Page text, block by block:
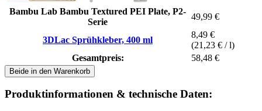
Bambu Lab Bambu Textured PEI Plate, P2-
Serie
49,99 €
3DLac Sprühkleber, 400 ml
8,49 €
(21,23 € / l)
Gesamtpreis:
58,48 €
Beide in den Warenkorb
Produktinformationen & technische Daten: